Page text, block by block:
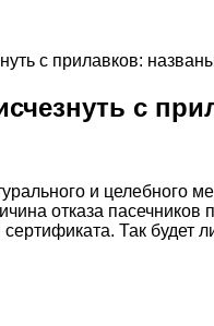
с прилавков:
с
и целебного
отказа
Так будет